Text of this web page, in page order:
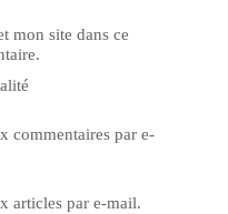
mon site dans ce
commentaires par e-
articles par e-mail.